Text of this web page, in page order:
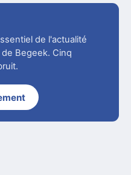
de l'actualité
Begeek. Cinq